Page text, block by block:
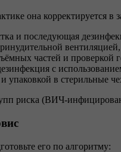
она корректируется
и последующая
вентиляцией,
частей и проверкой
с
упаковкой в стерильные
риска (ВИЧ-
его по алгоритму: